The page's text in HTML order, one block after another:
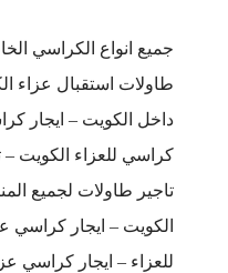
جميع انواع الكراسي
طاولات استقبال عزاء
داخل الكويت – ايجار
كراسي للعزاء الكويت
تاجير طاولات لجميع
الكويت – ايجار كراسي
للعزاء – ايجار كراسي